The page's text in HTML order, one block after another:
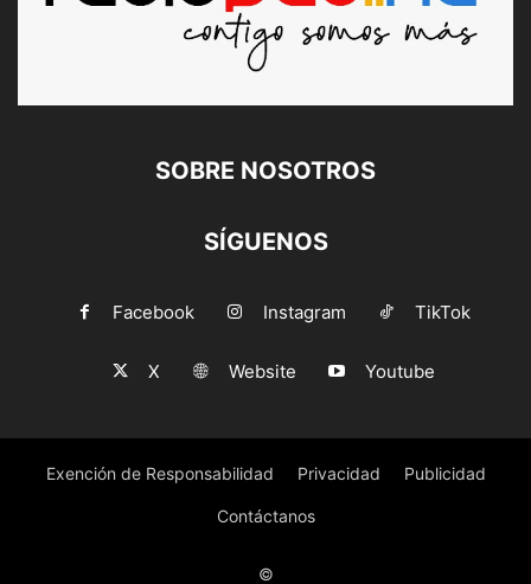
SOBRE NOSOTROS
SÍGUENOS
Facebook Instagram TikTok
X Website Youtube
Exención de Responsabilidad Privacidad Publicidad
Contáctanos
©